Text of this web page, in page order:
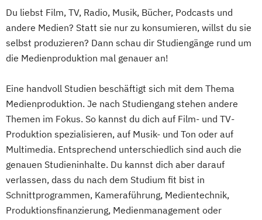
Internationales Hotelmanagement
Internationales Tourismus- und
Eventmanagement
Kreatives Schreiben & Texten
MBA General Management (EN)
Management der Kreativwirtschaft - PR-
Management und Journalismus
Management und Leadership
Maschinenbau (DE/EN)
Medien- und Kommunikations­management
Diploma Musikmanager*in
Diploma Musikproduzent*in
Diploma Online Redakteur*in
Diploma Online-Marketing-Manager*in
Diploma Sport Manager*in
Diploma Synchronsprecher*in
Diploma Tonmeister*in
Diploma Videoproduzent*in
Electronic Music Production
Fashion & Textiles
Film and Media Production Games
Design & Animation
Graphic Design
Du liebst Film, TV, Radio, Musik, Bücher, Podcasts und
andere Medien? Statt sie nur zu konsumieren, willst du sie
selbst produzieren? Dann schau dir Studiengänge rund um
die Medienproduktion mal genauer an!
Eine handvoll Studien beschäftigt sich mit dem Thema
Medienproduktion. Je nach Studiengang stehen andere
Themen im Fokus. So kannst du dich auf Film- und TV-
Produktion spezialisieren, auf Musik- und Ton oder auf
Multimedia. Entsprechend unterschiedlich sind auch die
genauen Studieninhalte. Du kannst dich aber darauf
verlassen, dass du nach dem Studium fit bist in
Schnittprogrammen, Kameraführung, Medientechnik,
Produktionsfinanzierung, Medienmanagement oder